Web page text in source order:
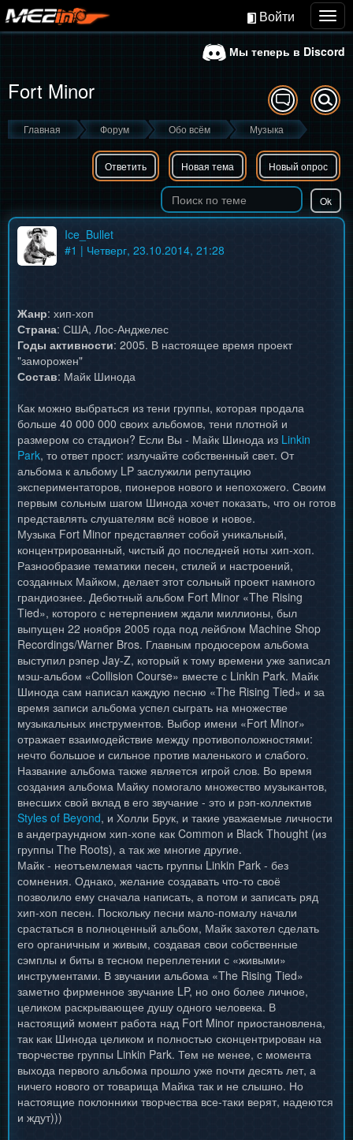
Войти
Мы теперь в Discord
Fort Minor
Главная Форум Обо всём Музыка
Ответить Новая тема Новый опрос
Ice_Bullet
#1 | Четверг, 23.10.2014, 21:28
Жанр: хип-хоп
Страна: США, Лос-Анджелес
Годы активности: 2005. В настоящее время проект
"заморожен"
Состав: Майк Шинода
Как можно выбраться из тени группы, которая продала
больше 40 000 000 своих альбомов, тени плотной и
размером со стадион? Если Вы - Майк Шинода из Linkin
Park, то ответ прост: излучайте собственный свет. От
альбома к альбому LP заслужили репутацию
экспериментаторов, пионеров нового и непохожего. Своим
первым сольным шагом Шинода хочет показать, что он готов
представлять слушателям всё новое и новое.
Музыка Fort Minor представляет собой уникальный,
концентрированный, чистый до последней ноты хип-хоп.
Разнообразие тематики песен, стилей и настроений,
созданных Майком, делает этот сольный проект намного
грандиознее. Дебютный альбом Fort Minor «The Rising
Tied», которого с нетерпением ждали миллионы, был
выпущен 22 ноября 2005 года под лейблом Machine Shop
Recordings/Warner Bros. Главным продюсером альбома
выступил рэпер Jay-Z, который к тому времени уже записал
мэш-альбом «Collision Course» вместе с Linkin Park. Майк
Шинода сам написал каждую песню «The Rising Tied» и за
время записи альбома успел сыграть на множестве
музыкальных инструментов. Выбор имени «Fort Minor»
отражает взаимодействие между противоположностями:
нечто большое и сильное против маленького и слабого.
Название альбома также является игрой слов. Во время
создания альбома Майку помогало множество музыкантов,
внесших свой вклад в его звучание - это и рэп-коллектив
Styles of Beyond, и Холли Брук, и такие уважаемые личности
в андеграундном хип-хопе как Common и Black Thought (из
группы The Roots), а так же многие другие.
Майк - неотъемлемая часть группы Linkin Park - без
сомнения. Однако, желание создавать что-то своё
позволило ему сначала написать, а потом и записать ряд
хип-хоп песен. Поскольку песни мало-помалу начали
срастаться в полноценный альбом, Майк захотел сделать
его органичным и живым, создавая свои собственные
сэмплы и биты в тесном переплетении с «живыми»
инструментами. В звучании альбома «The Rising Tied»
заметно фирменное звучание LP, но оно более личное,
целиком раскрывающее душу одного человека. В
настоящий момент работа над Fort Minor приостановлена,
так как Шинода целиком и полностью сконцентрирован на
творчестве группы Linkin Park. Тем не менее, с момента
выхода первого альбома прошло уже почти десять лет, а
ничего нового от товарища Майка так и не слышно. Но
настоящие поклонники творчества все-таки верят, надеются
и ждут)))